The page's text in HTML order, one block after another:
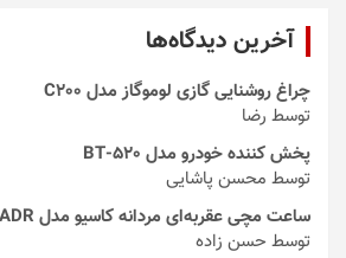
آخرین دیدگاه‌ها
چراغ روشنایی گازی لوموگاز مدل C200
توسط رضا
پخش کننده خودرو مدل 520-BT
توسط محسن پاشایی
ساعت مچی عقربه‌ای مردانه کاسیو مدل GBA-800-1ADR
توسط حسن زاده